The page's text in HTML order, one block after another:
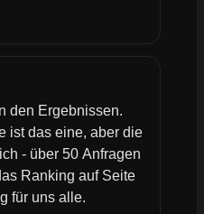
den Ergebnissen.
ist das eine, aber die
- über 50 Anfragen
Ranking auf Seite
für uns alle.